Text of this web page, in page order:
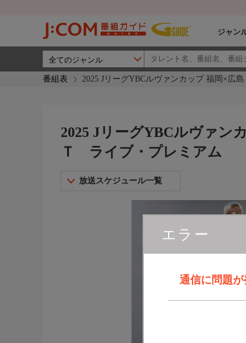
ジャン
番組表 2025 JリーグYBCルヴァンカップ 福岡×広
エラー
通信に問題
2025 JリーグYBCルヴァン
Ｔ ライブ・プレミアム
放送スケジュール一覧